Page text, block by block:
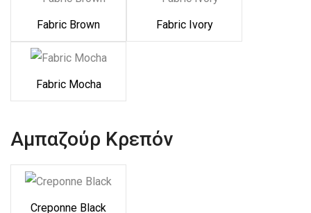
Fabric Brown Fabric Ivory
Fabric Mocha
Αμπαζούρ Κρεπόν
Creponne Black